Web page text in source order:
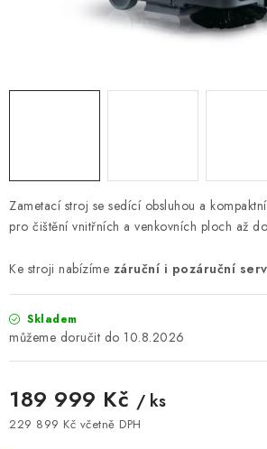
Zametací stroj se sedící obsluhou a
pro čištění vnitřních a venkovních ploch až
Ke stroji nabízíme záruční i pozáruční
Skladem
10.8.2026
189 999 Kč / ks
229 899 Kč včetně DPH